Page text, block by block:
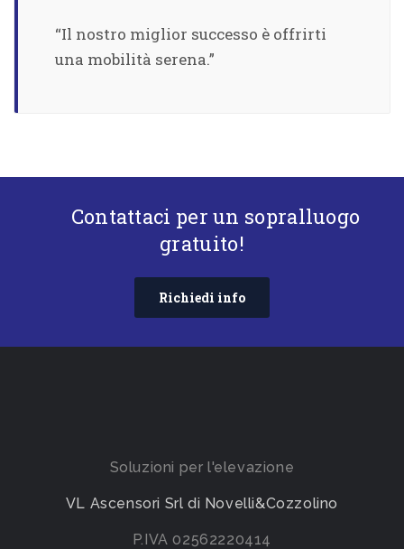
“Il nostro miglior successo è offrirti
una mobilità serena.”
Contattaci per un sopralluogo
gratuito!
Richiedi info
Soluzioni per l'elevazione
VL Ascensori Srl di Novelli&Cozzolino
P.IVA 02562220414